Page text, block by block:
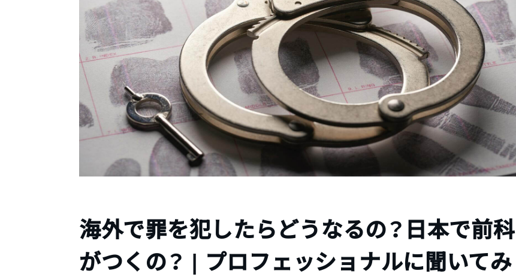
海外で罪を犯したらどうなるの？日本で前科
がつくの？ | プロフェッショナルに聞いてみ